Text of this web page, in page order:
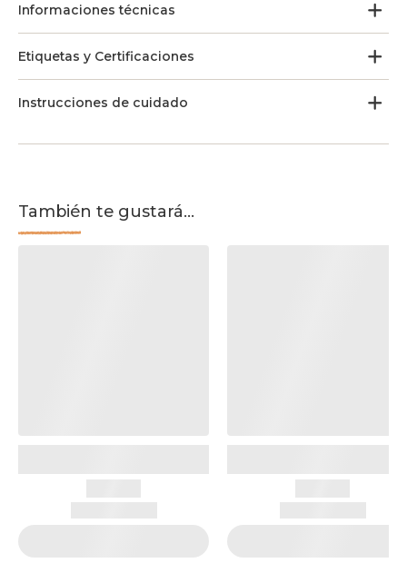
Informaciones técnicas
Etiquetas y Certificaciones
Instrucciones de cuidado
También te gustará...